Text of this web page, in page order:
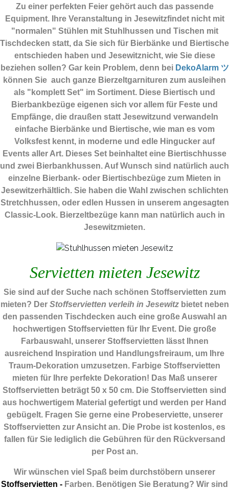
Zu einer perfekten Feier gehört auch das passende
Equipment.
Ihre Veranstaltung in Jesewitzfindet nicht mit
"normalen" Stühlen mit Stuhlhussen und Tischen mit
Tischdecken statt, da Sie sich für Bierbänke und Biertische
entschieden haben und Jesewitznicht, wie Sie diese
beziehen sollen? Gar kein Problem, denn bei DekoAlarm ツ
können Sie auch ganze Bierzeltgarnituren zum ausleihen
als "komplett Set" im Sortiment. Diese Biertisch und
Bierbankbezüge eigenen sich vor allem für Feste und
Empfänge, die draußen statt Jesewitzund verwandeln
einfache Bierbänke und Biertische, wie man es vom
Volksfest kennt, in moderne und edle Hingucker auf
Events aller Art. Dieses Set beinhaltet eine Biertischhusse
und zwei Bierbankhussen. Auf Wunsch sind natürlich auch
einzelne Bierbank- oder Biertischbezüge zum Mieten in
Jesewitzerhältlich. Sie haben die Wahl zwischen schlichten
Stretchhussen, oder edlen Hussen in unserem angesagten
Classic-Look. Bierzeltbezüge kann man natürlich auch in
Jesewitzmieten.
Servietten mieten Jesewitz
Sie sind auf der Suche nach schönen Stoffservietten zum
mieten? Der Stoffservietten verleih in Jesewitzbietet neben
den passenden Tischdecken auch eine große Auswahl an
hochwertigen Stoffservietten für Ihr Event. Die große
Farbauswahl, unserer Stoffservietten lässt Ihnen
ausreichend Inspiration und Handlungsfreiraum, um Ihre
Traum-Dekoration umzusetzen. Farbige Stoffservietten
mieten für Ihre perfekte Dekoration! Das Maß unserer
Stoffservietten beträgt 50 x 50 cm. Die Stoffservietten sind
aus hochwertigem Material gefertigt und werden per Hand
gebügelt. Fragen Sie gerne eine Probeserviette, unserer
Stoffservietten zur Ansicht an. Die Probe ist kostenlos, es
fallen für Sie lediglich die Gebühren für den Rückversand
per Post an.
Wir wünschen viel Spaß beim durchstöbern unserer
Stoffservietten - Farben. Benötigen Sie Beratung? Wir sind